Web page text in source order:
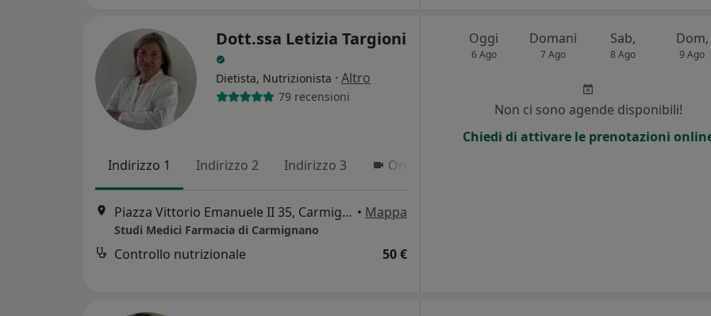
Dott.ssa Letizia Targioni
Dietista, Nutrizionista · Altro
79 recensioni
Indirizzo 1 Indirizzo 2 Indirizzo 3 Online
Piazza Vittorio Emanuele II 35, Carmignano • Mappa
Studi Medici Farmacia di Carmignano
Controllo nutrizionale 50 €
Oggi
6 Ago
Domani
7 Ago
Sab,
8 Ago
Dom,
9 Ago
Non ci sono agende disponibili!
Chiedi di attivare le prenotazioni